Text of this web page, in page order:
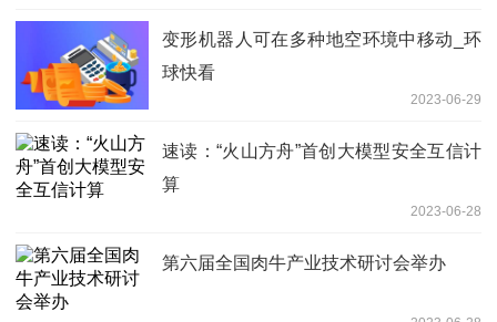
变形机器人可在多种地空环境中移动_环
球快看
2023-06-29
速读：“火山方舟”首创大模型安全互信计
算
2023-06-28
第六届全国肉牛产业技术研讨会举办